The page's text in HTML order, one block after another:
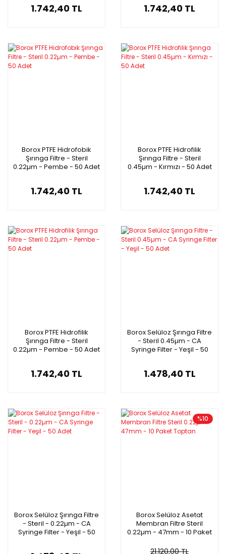
1.742,40 TL 1.742,40 TL
Borox PTFE Hidrofobik
Şırınga Filtre - Steril
0.22µm - Pembe - 50 Adet
1.742,40 TL
Borox PTFE Hidrofilik
Şırınga Filtre - Steril
0.45µm - Kırmızı - 50 Adet
1.742,40 TL
Borox PTFE Hidrofilik
Şırınga Filtre - Steril
0.22µm - Pembe - 50 Adet
1.742,40 TL
Borox Selüloz Şırınga Filtre
- Steril 0.45µm - CA
Syringe Filter - Yeşil - 50
1.478,40 TL
Borox Selüloz Şırınga Filtre
- Steril - 0.22µm - CA
Syringe Filter - Yeşil - 50
%10
Borox Selüloz Asetat
Membran Filtre Steril
0.22µm - 47mm - 10 Paket
21.120,00 TL